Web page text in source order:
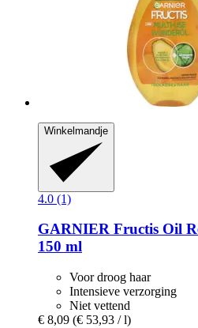
Winkelmandje
4.0 (1)
GARNIER Fructis Oil
150 ml
Voor droog haar
Intensieve verzorging
Niet vettend
€ 8,09 (€ 53,93 / l)